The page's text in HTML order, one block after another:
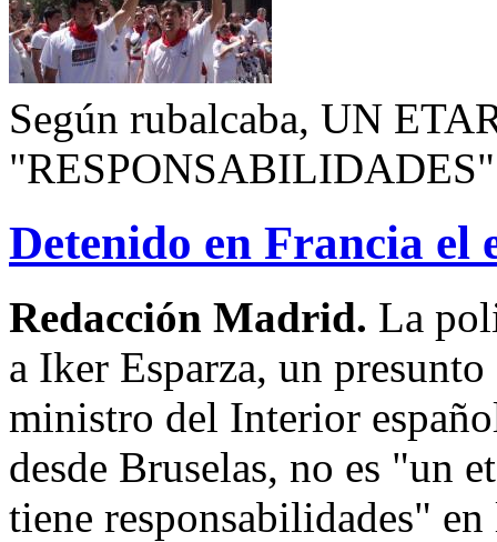
Según rubalcaba, UN
Detenido en Francia
Redacción Madrid. La
a Iker Esparza, un
ministro del Interior
desde Bruselas, no es "un
tiene responsabilidades"